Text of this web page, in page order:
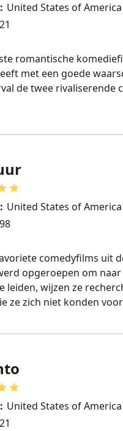
United States of America
romantische
met een goede
de twee
United States of America
comedyfilms uit
opgeroepen om
leiden, wijzen ze
ze zich niet konden
United States of America